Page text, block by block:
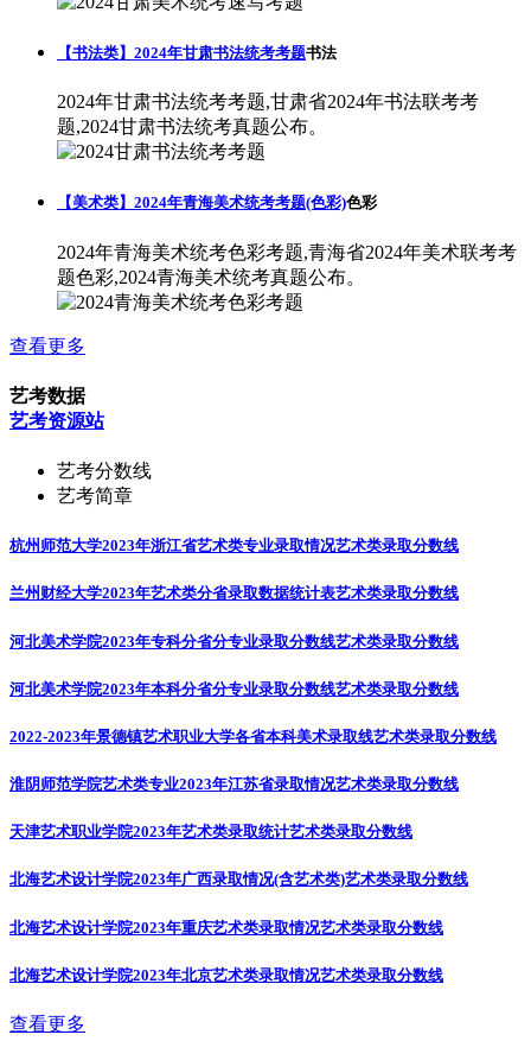
【书法类】2024年甘肃书法统考考题书法
2024年甘肃书法统考考题,甘肃省2024年书法联考考
题,2024甘肃书法统考真题公布。
【美术类】2024年青海美术统考考题(色彩)色彩
2024年青海美术统考色彩考题,青海省2024年美术联考考
题色彩,2024青海美术统考真题公布。
查看更多
艺考数据
艺考资源站
艺考分数线
艺考简章
杭州师范大学2023年浙江省艺术类专业录取情况艺术类录取分数线
兰州财经大学2023年艺术类分省录取数据统计表艺术类录取分数线
河北美术学院2023年专科分省分专业录取分数线艺术类录取分数线
河北美术学院2023年本科分省分专业录取分数线艺术类录取分数线
2022-2023年景德镇艺术职业大学各省本科美术录取线艺术类录取分数线
淮阴师范学院艺术类专业2023年江苏省录取情况艺术类录取分数线
天津艺术职业学院2023年艺术类录取统计艺术类录取分数线
北海艺术设计学院2023年广西录取情况(含艺术类)艺术类录取分数线
北海艺术设计学院2023年重庆艺术类录取情况艺术类录取分数线
北海艺术设计学院2023年北京艺术类录取情况艺术类录取分数线
查看更多